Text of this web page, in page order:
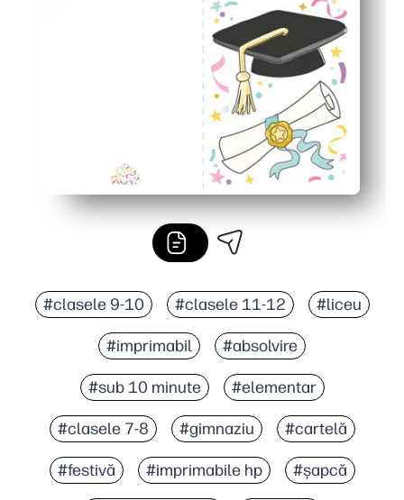
#clasele 9-10 #clasele 11-12 #liceu
#imprimabil #absolvire
#sub 10 minute #elementar
#clasele 7-8 #gimnaziu #cartelă
#festivă #imprimabile hp #șapcă